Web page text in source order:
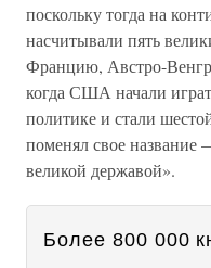
поскольку тогда на
насчитывали пять
Францию, Австро-
когда США начали
политике и стали
поменял свое название
великой державой».
Более 800 000